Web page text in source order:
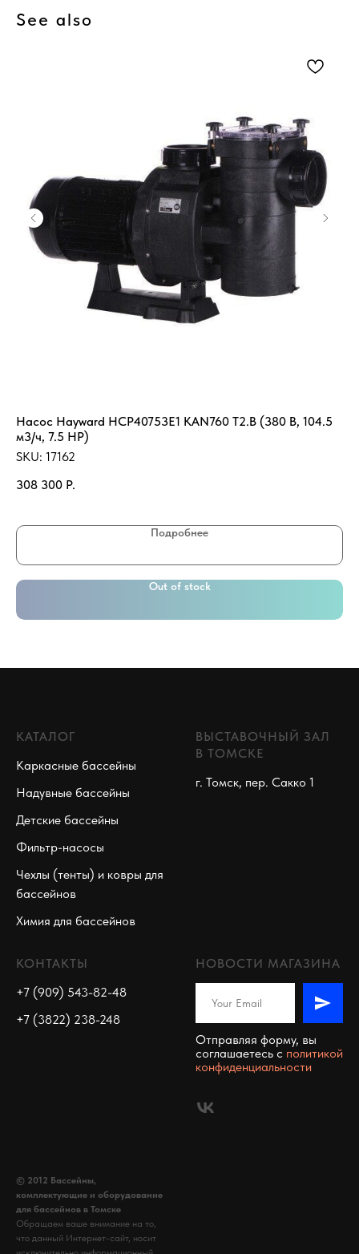
See also
Насос Hayward HCP40753E1 KAN760 T2.B (380 В, 104.5
м3/ч, 7.5 HP)
SKU: 17162
308 300 Р.
Подробнее
Out of stock
КАТАЛОГ
Каркасные бассейны
Надувные бассейны
Детские бассейны
Фильтр-насосы
Чехлы (тенты) и ковры для
бассейнов
Химия для бассейнов
ВЫСТАВОЧНЫЙ ЗАЛ
В ТОМСКЕ
г. Томск, пер. Сакко 1
КОНТАКТЫ
+7 (909) 543-82-48
+7 (3822) 238-248
НОВОСТИ МАГАЗИНА
Отправляя форму, вы
соглашаетесь c политикой
конфиденциальности
© 2012 Бассейны,
комплектующие и оборудование
для бассейнов в Томске
Обращаем ваше внимание на то,
что данный Интернет-сайт, носит